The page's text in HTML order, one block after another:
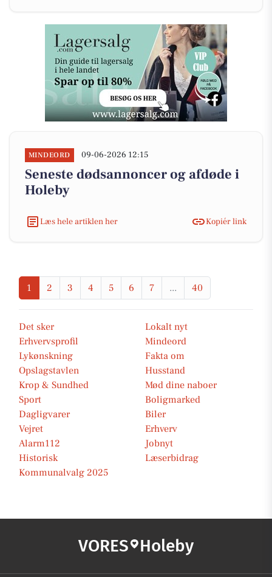
MINDEORD 09-06-2026 12:15
Seneste dødsannoncer og afdøde i
Holeby
Læs hele artiklen her Kopiér link
1 2 3 4 5 6 7 ... 40
Det sker
Lokalt nyt
Erhvervsprofil
Mindeord
Lykønskning
Fakta om
Opslagstavlen
Husstand
Krop & Sundhed
Mød dine naboer
Sport
Boligmarked
Dagligvarer
Biler
Vejret
Erhverv
Alarm112
Jobnyt
Historisk
Læserbidrag
Kommunalvalg 2025
VORES Holeby